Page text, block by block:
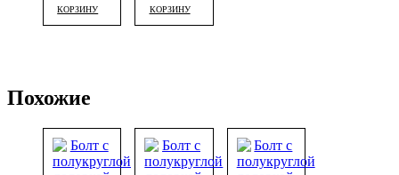
КОРЗИНУ
КОРЗИНУ
Похожие